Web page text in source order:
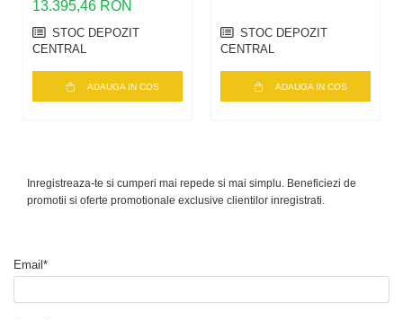
13.395,46 RON
STOC DEPOZIT
CENTRAL
ADAUGA IN COS
STOC DEPOZIT
CENTRAL
ADAUGA IN COS
Inregistreaza-te si cumperi mai repede si mai simplu. Beneficiezi de
promotii si oferte promotionale exclusive clientilor inregistrati.
Email*